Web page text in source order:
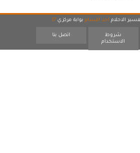
الاحلام احد اقسام بوابة مركزي 17
شروط
الاستخدام
اتصل بنا